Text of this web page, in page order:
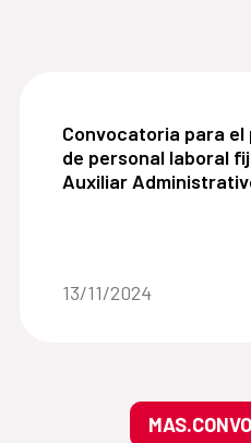
Convocatoria para
Convocatoria para
de personal laboral
Auxiliar
Date of the news::
13/11/2024